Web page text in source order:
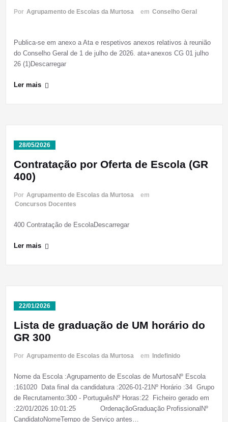
Por Agrupamento de Escolas da Murtosa em Conselho Geral
Publica-se em anexo a Ata e respetivos anexos relativos à reunião
do Conselho Geral de 1 de julho de 2026. ata+anexos CG 01 julho
26 (1)Descarregar
Ler mais
28/05/2026
Contratação por Oferta de Escola (GR
400)
Por Agrupamento de Escolas da Murtosa
em
Concursos Docentes
400 Contratação de EscolaDescarregar
Ler mais
22/01/2026
Lista de graduação de UM horário do
GR 300
Por Agrupamento de Escolas da Murtosa em Indefinido
Nome da Escola :Agrupamento de Escolas de MurtosaNº Escola
:161020 Data final da candidatura :2026-01-21Nº Horário :34 Grupo
de Recrutamento:300 - PortuguêsNº Horas:22 Ficheiro gerado em
:22/01/2026 10:01:25 OrdenaçãoGraduação ProfissionalNº
CandidatoNomeTempo de Serviço antes…